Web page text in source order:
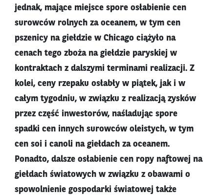
jednak, mające miejsce spore osłabienie cen
surowców rolnych za oceanem, w tym cen
pszenicy na giełdzie w Chicago ciążyło na
cenach tego zboża na giełdzie paryskiej w
kontraktach z dalszymi terminami realizacji. Z
kolei, ceny rzepaku osłabły w piątek, jak i w
całym tygodniu, w związku z realizacją zysków
przez część inwestorów, naśladując spore
spadki cen innych surowców oleistych, w tym
cen soi i canoli na giełdach za oceanem.
Ponadto, dalsze osłabienie cen ropy naftowej na
giełdach światowych w związku z obawami o
spowolnienie gospodarki światowej także